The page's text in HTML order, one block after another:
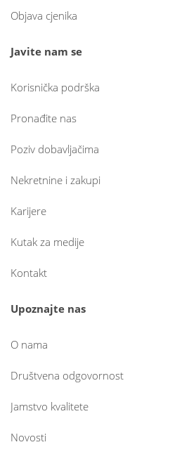
Objava cjenika
Javite nam se
Korisnička podrška
Pronađite nas
Poziv dobavljačima
Nekretnine i zakupi
Karijere
Kutak za medije
Kontakt
Upoznajte nas
O nama
Društvena odgovornost
Jamstvo kvalitete
Novosti